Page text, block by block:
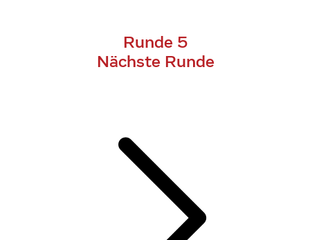
Runde 5
Nächste Runde